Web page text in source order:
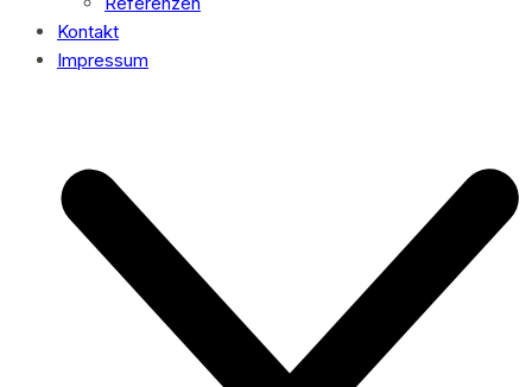
Kontakt
Impressum